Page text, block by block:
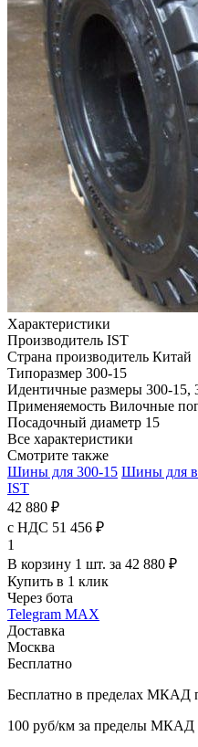
Характеристики
Производитель IST
Страна производитель Китай
Типоразмер 300-15
Идентичные размеры 300-15,
Применяемость Вилочные
Посадочный диаметр 15
Все характеристики
Смотрите также
Шины для 300-15 Шины для
IST
42 880 ₽
с НДС 51 456 ₽
1
В корзину 1 шт. за 42 880 ₽
Купить в 1 клик
Через бота
Telegram MAX
Доставка
Москва
Бесплатно
Бесплатно в пределах МКАД
100 руб/км за пределы МКАД